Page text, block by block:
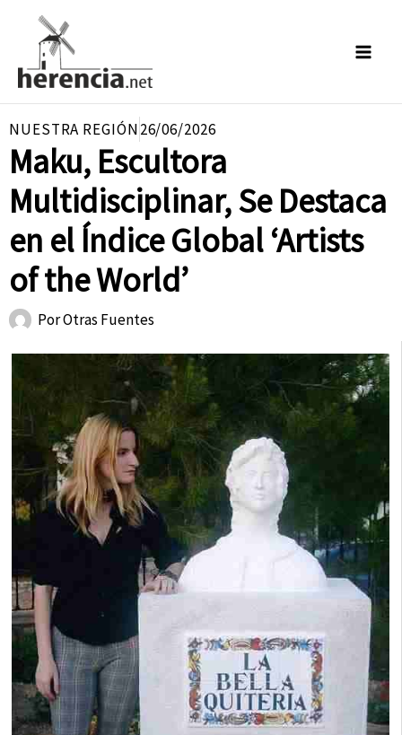
contenido
NUESTRA REGIÓN26/06/2026
Maku, Escultora
Multidisciplinar, Se Destaca
en el Índice Global ‘Artists
of the World’
PorOtras Fuentes